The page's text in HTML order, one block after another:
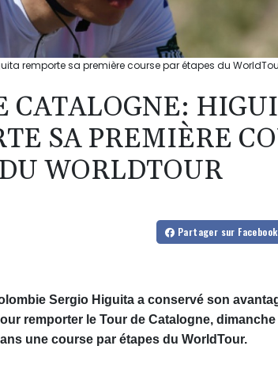
remporte sa première course par étapes du
CATALOGNE:
SA PREMIÈRE
WORLDTOUR
Partager sur Facebook
Sergio Higuita a conservé son
remporter le Tour de Catalogne,
une course par étapes du WorldTour.